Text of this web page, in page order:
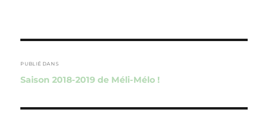
de
l’article
PUBLIÉ DANS
Saison 2018-2019 de Méli-Mélo !